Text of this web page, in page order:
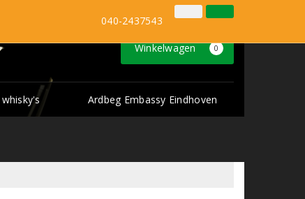
Inloggen Klantenservice
Winkelwagen 0
Ardbeg Embassy Eindhoven
040-2437543